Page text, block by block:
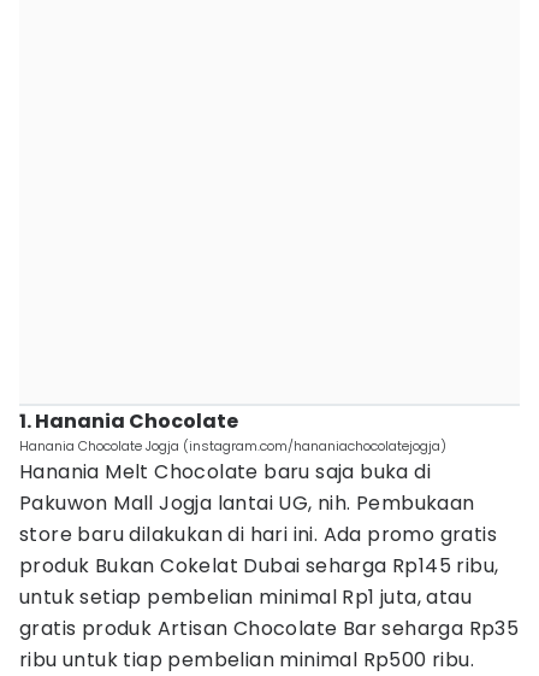
1. Hanania Chocolate
Hanania Chocolate Jogja (instagram.com/hananiachocolatejogja)
Hanania Melt Chocolate baru saja buka di
Pakuwon Mall Jogja lantai UG, nih. Pembukaan
store baru dilakukan di hari ini. Ada promo gratis
produk Bukan Cokelat Dubai seharga Rp145 ribu,
untuk setiap pembelian minimal Rp1 juta, atau
gratis produk Artisan Chocolate Bar seharga Rp35
ribu untuk tiap pembelian minimal Rp500 ribu.